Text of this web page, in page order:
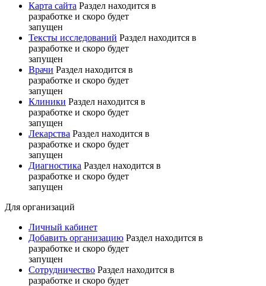
Карта сайта Раздел находится в
разработке и скоро будет
запущен
Тексты исследований Раздел находится в
разработке и скоро будет
запущен
Врачи Раздел находится в
разработке и скоро будет
запущен
Клиники Раздел находится в
разработке и скоро будет
запущен
Лекарства Раздел находится в
разработке и скоро будет
запущен
Диагностика Раздел находится в
разработке и скоро будет
запущен
Для организаций
Личный кабинет
Добавить организацию Раздел находится в
разработке и скоро будет
запущен
Сотрудничество Раздел находится в
разработке и скоро будет